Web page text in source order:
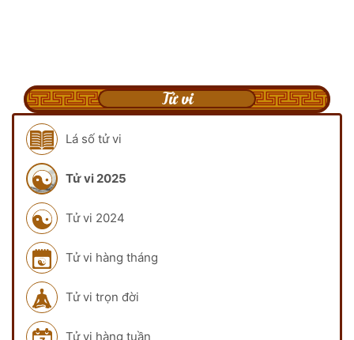
Tử vi
Lá số tử vi
Tử vi 2025
Tử vi 2024
Tử vi hàng tháng
Tử vi trọn đời
Tử vi hàng tuần